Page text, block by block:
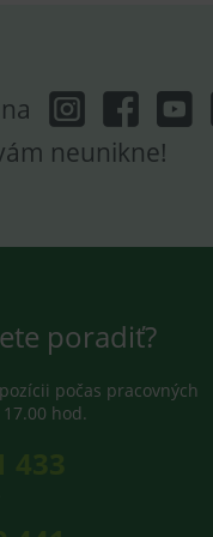
neunikne!
poradiť?
počas pracovných
hod.